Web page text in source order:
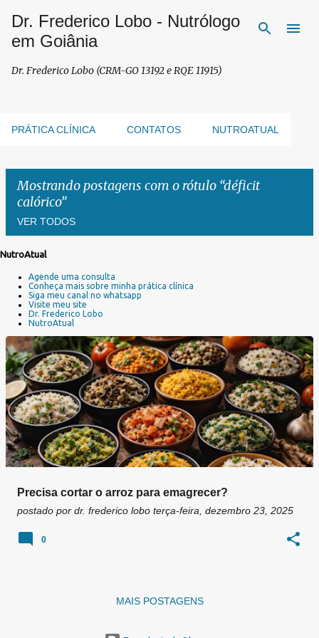
Pular para o conteúdo principal
Dr. Frederico Lobo - Nutrólogo
em Goiânia
Dr. Frederico Lobo (CRM-GO 13192 e RQE 11915)
PRÁTICA CLÍNICA CONTATOS NUTROATUAL
Mostrando postagens com o rótulo déficit
calórico
VER TODOS
g
e
n
NutroAtual
Agende uma consulta
Conheça mais sobre minha prática clínica
Siga meu canal no whatsapp
Visite meu site
Dr. Frederico Lobo
NutroAtual
Precisa cortar o arroz para emagrecer?
postado por dr. frederico lobo terça-feira, dezembro 23, 2025
0
MAIS POSTAGENS